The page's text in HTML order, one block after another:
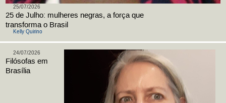
Kelly Quirino
25/07/2026
25 de Julho: mulheres negras, a força que
transforma o Brasil
24/07/2026
Filósofas em
Brasília